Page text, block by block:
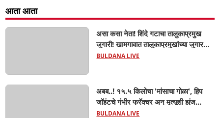
आता आता
असा कसा नेता! शिंदे गटाचा तालुकाप्रमुख
जुगारी! खामगावात तालुकाप्रमुखांच्या जुगार
अड्ड्यावर डीवायएसपी पथकाची धाड.. अंधारात
BULDANA LIVE
अबब..! १५.५ किलोचा 'मांसाचा गोळा', हिप
जॉइंटचे गंभीर फ्रॅक्चर अन् मृत्यूशी झुंज...
BULDANA LIVE